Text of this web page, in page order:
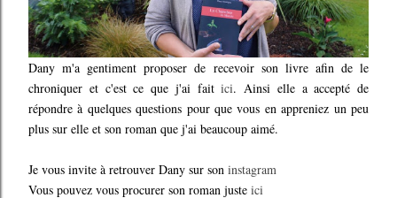
Dany m'a gentiment proposer de recevoir son livre afin de le
chroniquer et c'est ce que j'ai faitici. Ainsi elle a accepté de
répondre à quelques questions pour que vous en appreniez un peu
plus sur elle et son roman que j'ai beaucoup aimé.
Je vous invite à retrouver Dany sur son instagram
Vous pouvez vous procurer son roman juste ici